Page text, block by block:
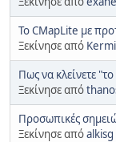
To CMapLite με
Ξεκίνησε από
Πως να κλείνετε
Ξεκίνησε από
Προσωπικές
Ξεκίνησε απόalkisg